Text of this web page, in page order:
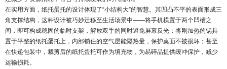
在实用方面，纸托蛋托的设计体现了“小结构大”的智慧。其凹凸不平的表面形成三
角支撑结构，这种设计被巧妙迁移至生活场景中——将手机横置于两个凹槽之
间，即可构成稳固的临时支架，解放双手的同时避免屏幕反光；将刚加热的锅具
置于平整的纸托蛋托上，内部锁住的空气层能隔热量，保护桌面不被损坏；甚至
在快递包装中，裁剪后的纸托蛋托可作为填充物，为易碎品提供缓冲保护，减少
运输损耗。